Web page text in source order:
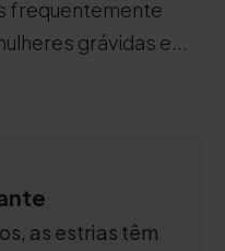
frequentemente
grávidas e...
as estrias têm